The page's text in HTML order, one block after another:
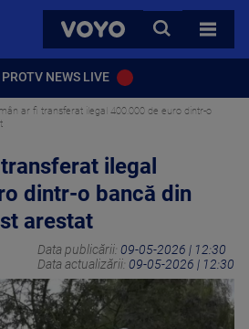
VOYO
CAUTA
TOATE
PROTV NEWS LIVE
ar fi transferat ilegal 400.000 de euro dintr-o
ilegal
dintr-o bancă din
arestat
Data publicării: 09-05-2026 | 12:30
Data actualizării: 09-05-2026 | 12:30